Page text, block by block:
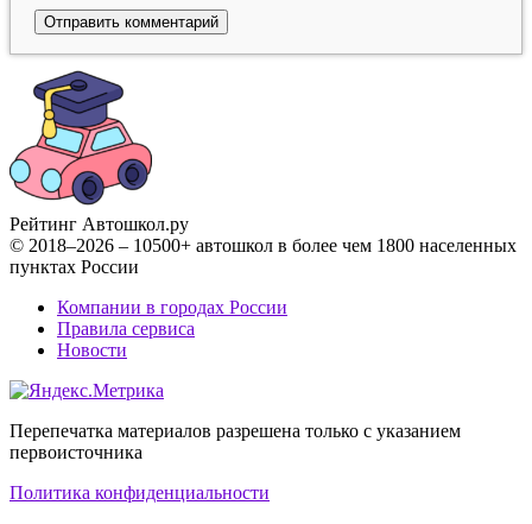
Рейтинг Автошкол.ру
© 2018–2026 – 10500+ автошкол в более чем 1800 населенных
пунктах России
Компании в городах России
Правила сервиса
Новости
Перепечатка материалов разрешена только с указанием
первоисточника
Политика конфиденциальности